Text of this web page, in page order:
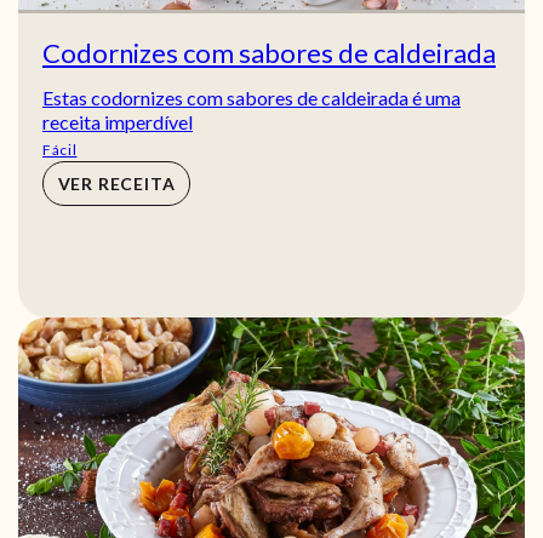
Codornizes com sabores de caldeirada
Estas codornizes com sabores de caldeirada é uma
receita imperdível
Fácil
VER RECEITA